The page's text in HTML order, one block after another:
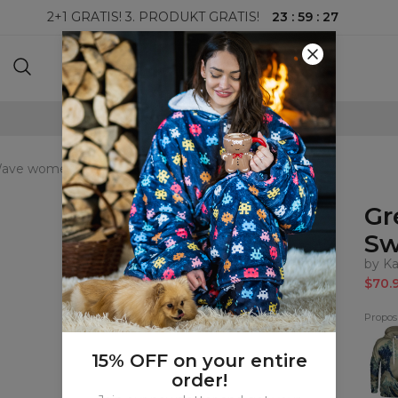
2+1 GRATIS! 3. PRODUKT GRATIS! 23 : 59 : 26
100-DAGERS RETURRETT
womens Sweatshirt
by
Great
Wave
by
15% OFF on your entire
order!